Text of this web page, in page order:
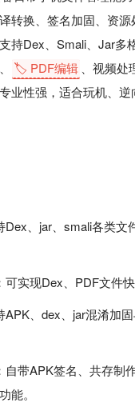
转换、签名加固、资源
持Dex、Smali、Jar多
🏷️ PDF编辑
、视频
业性强，适合玩机、
Dex、jar、smali各类文
实现Dex、PDF文件快
APK、dex、jar混淆加
带APK签名、共存制
能。